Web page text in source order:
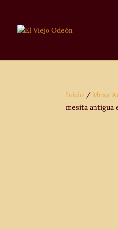
Inicio / Mesa
mesita antigua